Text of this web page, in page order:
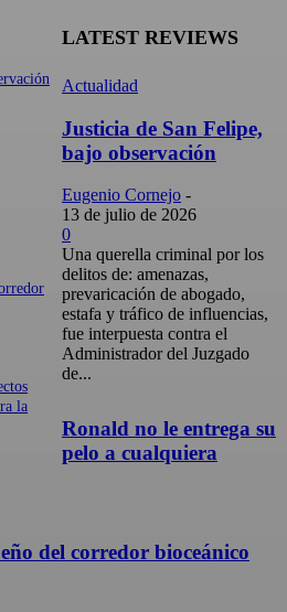
la
LATEST REVIEWS
Actualidad
Justicia de San Felipe,
bajo observación
Eugenio Cornejo -
13 de julio de 2026
0
Una querella criminal por los
delitos de: amenazas,
prevaricación de abogado,
estafa y tráfico de influencias,
fue interpuesta contra el
Administrador del Juzgado
de...
Ronald no le entrega su
pelo a cualquiera
del corredor bioceánico